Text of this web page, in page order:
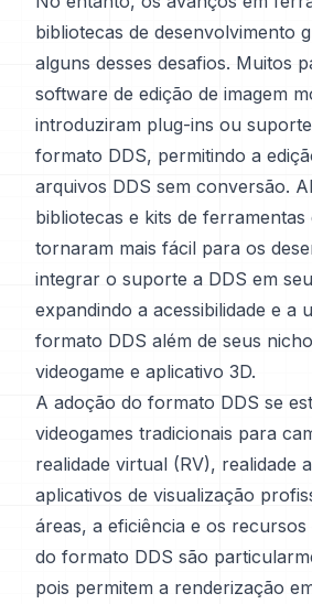
bibliotecas de desenvolvimento
alguns desses desafios. Muitos
software de edição de imagem
introduziram plug-ins ou
formato DDS, permitindo a
arquivos DDS sem conversão.
bibliotecas e kits de
tornaram mais fácil para os
integrar o suporte a DDS em
expandindo a acessibilidade e a
formato DDS além de seus
videogame e aplicativo 3D.
A adoção do formato DDS se
videogames tradicionais para
realidade virtual (RV), realidade
aplicativos de visualização
áreas, a eficiência e os
do formato DDS são
pois permitem a renderização